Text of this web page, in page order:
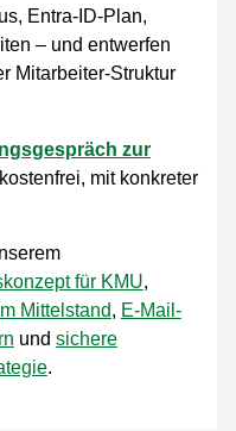
Entra-ID-Plan,
– und entwerfen
Mitarbeiter-Struktur
zur
mit konkreter
für KMU,
Mittelstand, E-Mail-
und sichere
.